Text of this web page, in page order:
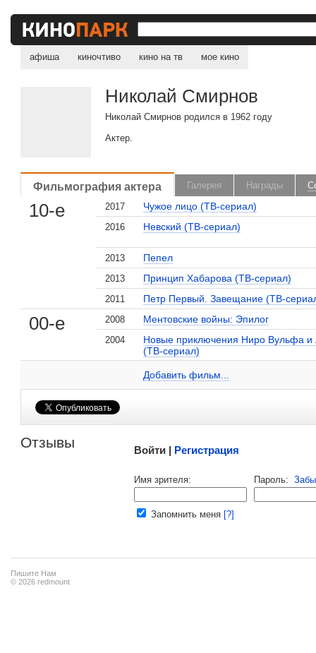
афиша киночтиво кино на тв мое кино
Николай Смирнов
Николай Смирнов родился в 1962 году
Актер.
Фильмография актера Галерея Награды
10-е 2017 Чужое лицо (ТВ-сериал)
2016 Невский (ТВ-сериал)
2013 Пепел
2013 Принцип Хабарова (ТВ-сериал)
2011 Петр Первый. Завещание (ТВ-
00-е 2008 Ментовские войны: Эпилог
2004
Новые приключения Ниро Вульфа и
(ТВ-сериал)
Добавить фильм...
Николай Смирнов на сайте Кино-Театр.ru
Отзывы
, поделитесь своим мнением
Войти | Регистрация
Имя зрителя: Пароль:
Запомнить меня [?]
Пишите Нам
© 2026 redmount